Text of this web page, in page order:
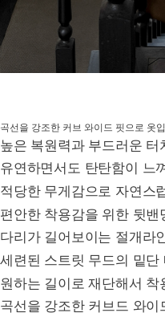
곡선을 강조한 커브 와이드 핏으로 옷
높은 복원력과 부드러운
유연하면서도 탄탄함이 느
적당한 무게감으로 자연스
편안한 착용감을 위한 뒷밴
다리가 길어보이는 절개라
세련된 스트릿 무드의 밑단
원하는 길이로 재단해서 착
곡선을 강조한 커브드 와이